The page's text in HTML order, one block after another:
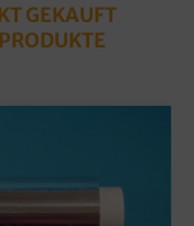
GEKAUFT